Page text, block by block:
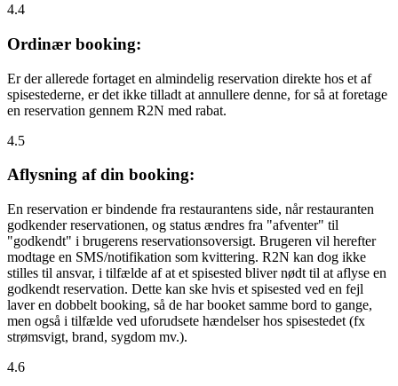
4.4
Ordinær booking:
Er der allerede fortaget en almindelig reservation direkte hos et af
spisestederne, er det ikke tilladt at annullere denne, for så at foretage
en reservation gennem R2N med rabat.
4.5
Aflysning af din booking:
En reservation er bindende fra restaurantens side, når restauranten
godkender reservationen, og status ændres fra "afventer" til
"godkendt" i brugerens reservationsoversigt. Brugeren vil herefter
modtage en SMS/notifikation som kvittering. R2N kan dog ikke
stilles til ansvar, i tilfælde af at et spisested bliver nødt til at aflyse en
godkendt reservation. Dette kan ske hvis et spisested ved en fejl
laver en dobbelt booking, så de har booket samme bord to gange,
men også i tilfælde ved uforudsete hændelser hos spisestedet (fx
strømsvigt, brand, sygdom mv.).
4.6